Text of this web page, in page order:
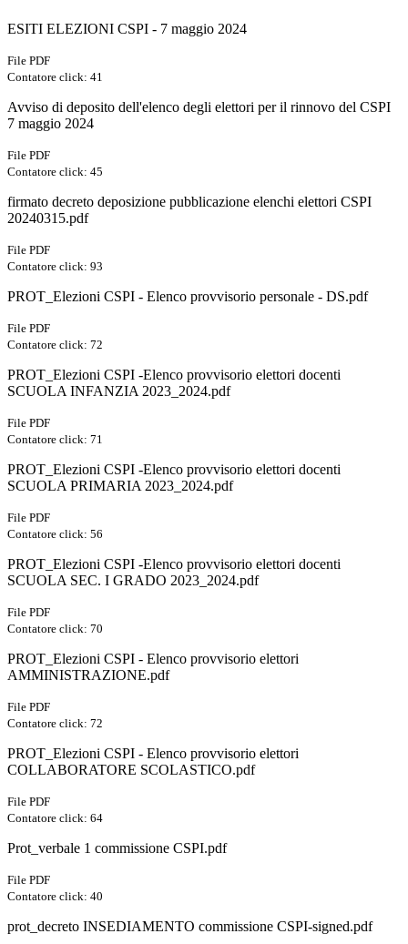
ESITI ELEZIONI CSPI - 7 maggio 2024
File PDF
Contatore click: 41
Avviso di deposito dell'elenco degli elettori per il rinnovo del CSPI
7 maggio 2024
File PDF
Contatore click: 45
firmato decreto deposizione pubblicazione elenchi elettori CSPI
20240315.pdf
File PDF
Contatore click: 93
PROT_Elezioni CSPI - Elenco provvisorio personale - DS.pdf
File PDF
Contatore click: 72
PROT_Elezioni CSPI -Elenco provvisorio elettori docenti
SCUOLA INFANZIA 2023_2024.pdf
File PDF
Contatore click: 71
PROT_Elezioni CSPI -Elenco provvisorio elettori docenti
SCUOLA PRIMARIA 2023_2024.pdf
File PDF
Contatore click: 56
PROT_Elezioni CSPI -Elenco provvisorio elettori docenti
SCUOLA SEC. I GRADO 2023_2024.pdf
File PDF
Contatore click: 70
PROT_Elezioni CSPI - Elenco provvisorio elettori
AMMINISTRAZIONE.pdf
File PDF
Contatore click: 72
PROT_Elezioni CSPI - Elenco provvisorio elettori
COLLABORATORE SCOLASTICO.pdf
File PDF
Contatore click: 64
Prot_verbale 1 commissione CSPI.pdf
File PDF
Contatore click: 40
prot_decreto INSEDIAMENTO commissione CSPI-signed.pdf